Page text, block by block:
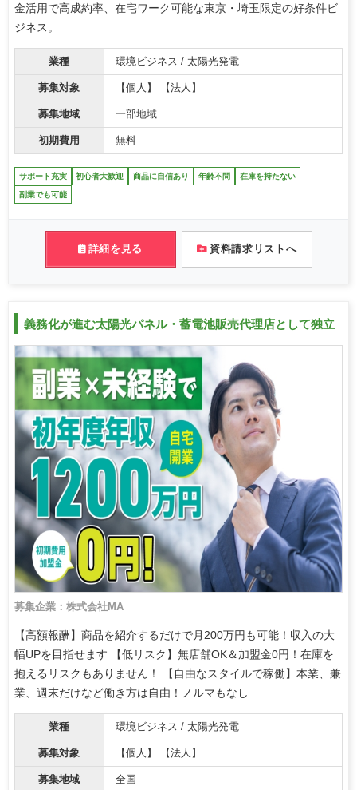
金活用で高成約率、在宅ワーク可能な東京・埼玉限定の好条件ビ
ジネス。
業種 環境ビジネス / 太陽光発電
募集対象 【個人】 【法人】
募集地域 一部地域
初期費用 無料
サポート充実 初心者大歓迎 商品に自信あり 年齢不問 在庫を持たない
副業でも可能
詳細を見る 資料請求リストへ
義務化が進む太陽光パネル・蓄電池販売代理店として独立
募集企業：株式会社MA
【高額報酬】商品を紹介するだけで月200万円も可能！収入の大
幅UPを目指せます 【低リスク】無店舗OK＆加盟金0円！在庫を
抱えるリスクもありません！ 【自由なスタイルで稼働】本業、兼
業、週末だけなど働き方は自由！ノルマもなし
業種 環境ビジネス / 太陽光発電
募集対象 【個人】 【法人】
募集地域 全国